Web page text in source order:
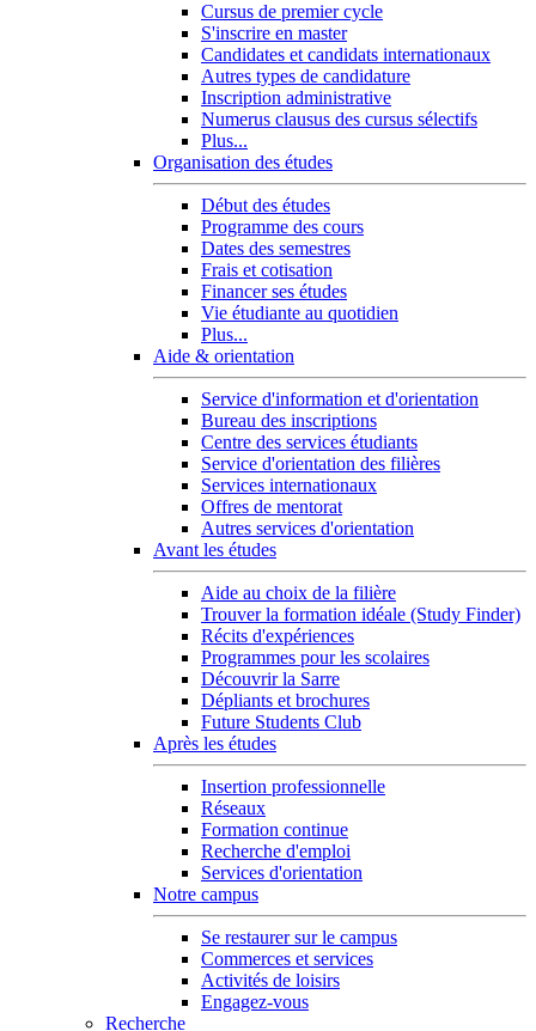
Cursus de premier cycle
S'inscrire en master
Candidates et candidats internationaux
Autres types de candidature
Inscription administrative
Numerus clausus des cursus sélectifs
Plus...
Organisation des études
Début des études
Programme des cours
Dates des semestres
Frais et cotisation
Financer ses études
Vie étudiante au quotidien
Plus...
Aide & orientation
Service d'information et d'orientation
Bureau des inscriptions
Centre des services étudiants
Service d'orientation des filières
Services internationaux
Offres de mentorat
Autres services d'orientation
Avant les études
Aide au choix de la filière
Trouver la formation idéale (Study Finder)
Récits d'expériences
Programmes pour les scolaires
Découvrir la Sarre
Dépliants et brochures
Future Students Club
Après les études
Insertion professionnelle
Réseaux
Formation continue
Recherche d'emploi
Services d'orientation
Notre campus
Se restaurer sur le campus
Commerces et services
Activités de loisirs
Engagez-vous
Recherche